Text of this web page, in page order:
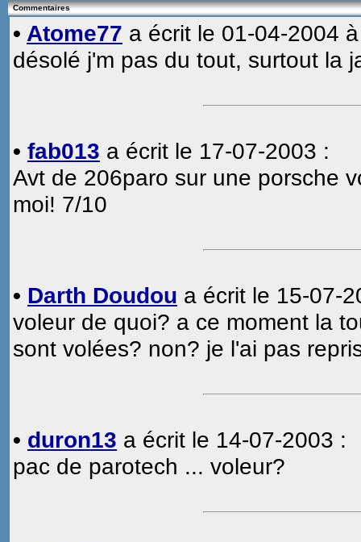
Commentaires
• Atome77 a écrit le 01-04-2004
désolé j'm pas du tout, surtout la
• fab013 a écrit le 17-07-2003 :
Avt de 206paro sur une porsche
moi! 7/10
• Darth Doudou a écrit le 15-07-
voleur de quoi? a ce moment la
sont volées? non? je l'ai pas
• duron13 a écrit le 14-07-2003 :
pac de parotech ... voleur?